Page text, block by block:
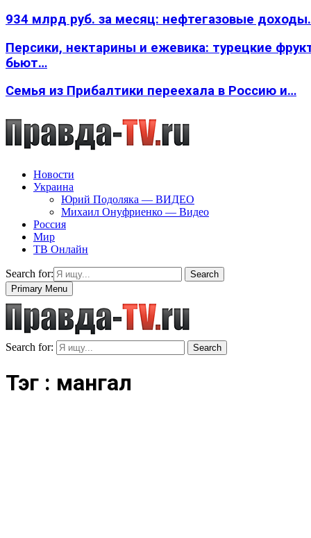
934 млрд руб. за месяц: нефтегазовые
Персики, нектарины и ежевика: турецкие
бьют…
Семья из Прибалтики переехала в Россию и…
Новости
Украина
Юрий Подоляка — ВИДЕО
Михаил Онуфриенко — Видео
Россия
Мир
ТВ Онлайн
Search for:
Search
Primary Menu
Search for: Search
Тэг : мангал